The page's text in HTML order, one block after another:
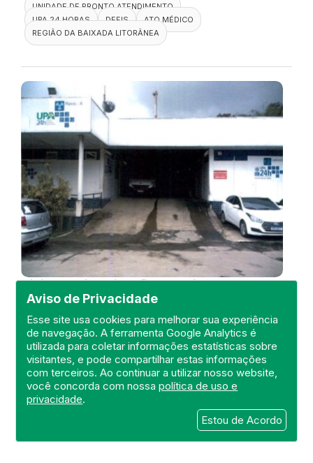
Aviso de Privacidade
Esse site usa cookies para melhorar sua experiência
de navegação. A ferramenta Google Analytics é
utilizada para coletar informações estatísticas sobre
visitantes, e pode compartilhar estas informações
com terceiros. Ao continuar a utilizar nosso website,
você concorda com nossapolítica de uso e
privacidade.
Estou de Acordo
UNIDADE DE PRONTO ATENDIMENTO
UPA 24 HORAS
DEFIS
ATO MÉDICO
REGIÃO DA BAIXADA LITORÂNEA
Visita de Fiscalização na Unidade
de Pronto Atendimento - UPA 24h
Nova Iguaçu II
DEFIS
13 de January de 2021
FISCALIZAÇÃO
NOVA IGUAÇU
UPA 24 HORAS
REGIÃO METROPOLITANA I